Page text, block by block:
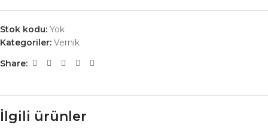
Stok kodu: Yok
Kategoriler: Vernik
Share:
İlgili ürünler